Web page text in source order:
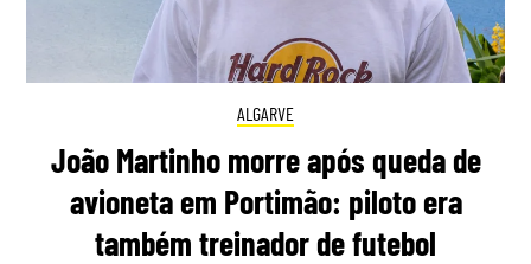
ALGARVE
João Martinho morre após queda de
avioneta em Portimão: piloto era
também treinador de futebol